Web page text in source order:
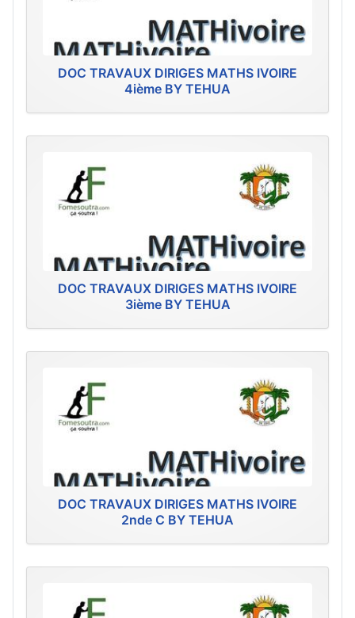
DOC TRAVAUX DIRIGES MATHS IVOIRE
4ième BY TEHUA
DOC TRAVAUX DIRIGES MATHS IVOIRE
3ième BY TEHUA
DOC TRAVAUX DIRIGES MATHS IVOIRE
2nde C BY TEHUA